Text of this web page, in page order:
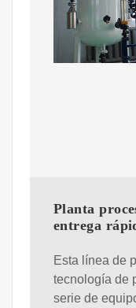
Planta
entrega
Esta línea de
tecnología de
serie de